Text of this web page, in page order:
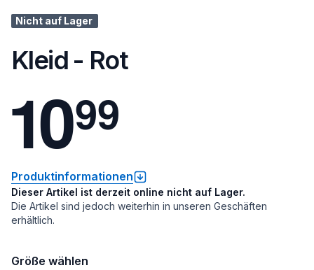
Nicht auf Lager
Kleid - Rot
1099
Produktinformationen
Dieser Artikel ist derzeit online nicht auf Lager.
Die Artikel sind jedoch weiterhin in unseren Geschäften
erhältlich.
Größe wählen